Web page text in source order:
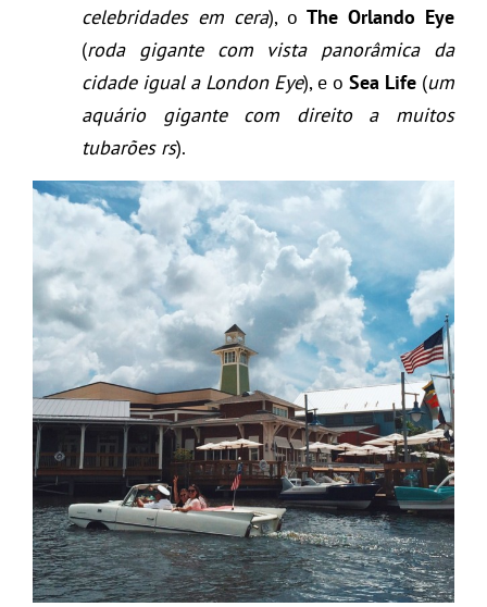
celebridades em cera), oThe Orlando Eye
(roda gigante com vista panorâmica da
cidade igual a London Eye), e o Sea Life (um
aquário gigante com direito a muitos
tubarões rs).